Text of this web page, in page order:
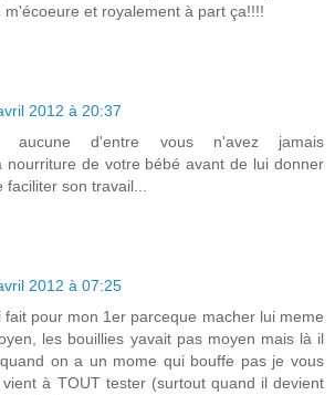
m'écoeure et royalement à part ça!!!!
2012 à 20:37
aucune d'entre vous n'avez jamais
nourriture de votre bébé avant de lui donner
faciliter son travail...
2012 à 07:25
fait pour mon 1er parceque macher lui meme
les bouillies yavait pas moyen mais là il
on a un mome qui bouffe pas je vous
à TOUT tester (surtout quand il devient